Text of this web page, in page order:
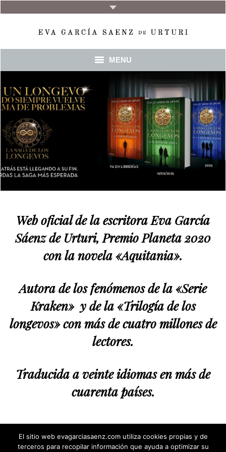
MENU
INICIO
BIO
Web oficial de la escritora Eva García
Sáenz de Urturi, Premio Planeta 2020
con la novela «Aquitania».
Autora de los fenómenos de la «Serie
Kraken» y de la «Trilogía de los
longevos» con más de cuatro millones de
lectores.
Traducida a veinte idiomas en más de
cuarenta países.
El sitio web evagarciasaenz.com utiliza cookies propias y de
terceros para recopilar información que ayuda a optimizar su